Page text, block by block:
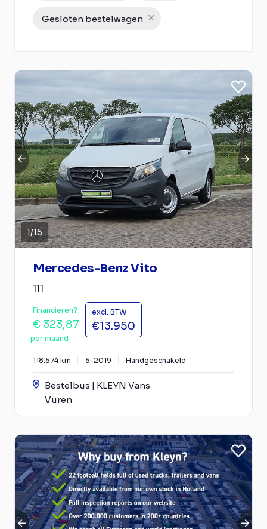
Gesloten bestelwagen
1/15
Mercedes-Benz Vito
111
Financieren?
€ 323,87
per maand
excl. BTW
€13.950
118.574 km 5-2019 Handgeschakeld
Bestelbus | KLEYN Vans
Vuren